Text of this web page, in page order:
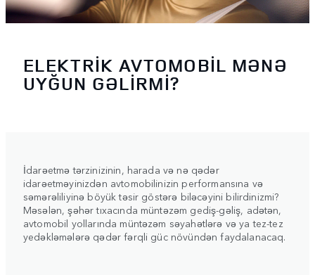
ELEKTRİK AVTOMOBİL MƏNƏ
UYĞUN GƏLİRMİ?
İdarəetmə tərzinizinin, harada və nə qədər
idarəetməyinizdən avtomobilinizin performansına və
səmərəliliyinə böyük təsir göstərə biləcəyini bilirdinizmi?
Məsələn, şəhər tıxacında müntəzəm gediş-gəliş, adətən,
avtomobil yollarında müntəzəm səyahətlərə və ya tez-tez
yedəkləmələrə qədər fərqli güc növündən faydalanacaq.